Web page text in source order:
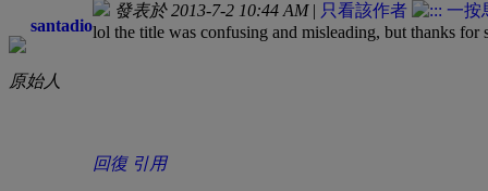
santadio
原始人
發表於 2013-7-2 10:44 AM| 只看該作者
lol the title was confusing and misleading, but thanks for
回復 引用